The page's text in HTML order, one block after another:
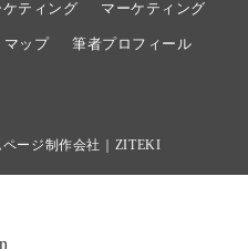
ティング マーケティング
マップ 筆者プロフィール
ージ制作会社｜ZITEKI